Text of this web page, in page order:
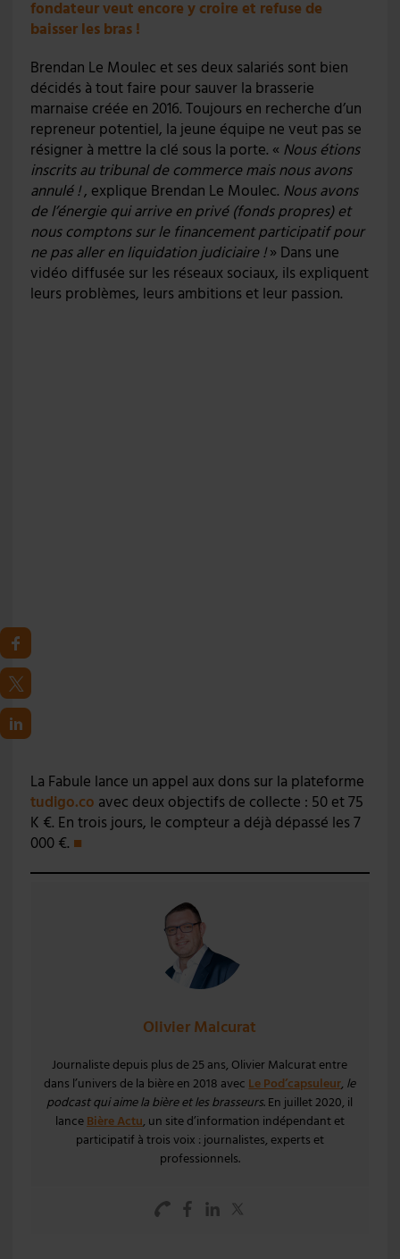
fondateur veut encore y croire et refuse de
baisser les bras !
Brendan Le Moulec et ses deux salariés sont bien
décidés à tout faire pour sauver la brasserie
marnaise créée en 2016. Toujours en recherche d’un
repreneur potentiel, la jeune équipe ne veut pas se
résigner à mettre la clé sous la porte. « Nous étions
inscrits au tribunal de commerce mais nous avons
annulé !, explique Brendan Le Moulec. Nous avons
de l’énergie qui arrive en privé (fonds propres) et
nous comptons sur le financement participatif pour
ne pas aller en liquidation judiciaire !» Dans une
vidéo diffusée sur les réseaux sociaux, ils expliquent
leurs problèmes, leurs ambitions et leur passion.
La Fabule lance un appel aux dons sur la plateforme
tudigo.co avec deux objectifs de collecte : 50 et 75
K €. En trois jours, le compteur a déjà dépassé les 7
000 €. ■
Olivier Malcurat
Journaliste depuis plus de 25 ans, Olivier Malcurat entre
dans l’univers de la bière en 2018 avecLe Pod’capsuleur, le
podcast qui aime la bière et les brasseurs. En juillet 2020, il
lanceBière Actu, un site d’information indépendant et
participatif à trois voix : journalistes, experts et
professionnels.